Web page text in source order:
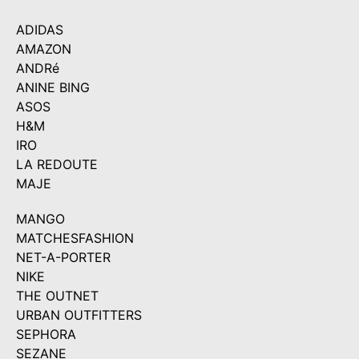
ADIDAS
AMAZON
ANDRé
ANINE BING
ASOS
H&M
IRO
LA REDOUTE
MAJE
MANGO
MATCHESFASHION
NET-A-PORTER
NIKE
THE OUTNET
URBAN OUTFITTERS
SEPHORA
SEZANE